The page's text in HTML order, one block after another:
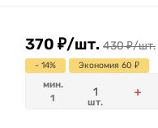
370 ₽/шт. 430₽/шт.
- 14% Экономия 60 ₽
мин.
1
шт.